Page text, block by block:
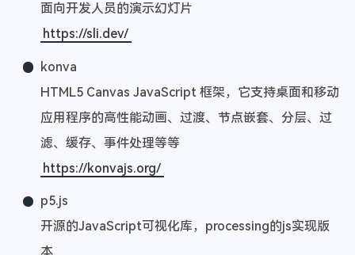
面向开发人员的演示幻灯片
https://sli.dev/
konva
HTML5 Canvas JavaScript 框架，它支持桌面和移动
应用程序的高性能动画、过渡、节点嵌套、分层、过
滤、缓存、事件处理等等
https://konvajs.org/
p5.j​​s
开源的JavaScript可视化库，processing的js实现版
本